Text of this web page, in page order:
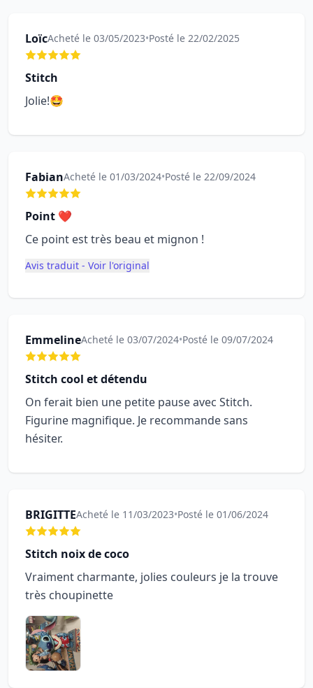
LoïcAcheté le 03/05/2023•Posté le 22/02/2025
Stitch
Jolie!🤩
FabianAcheté le 01/03/2024•Posté le 22/09/2024
Point ❤️
Ce point est très beau et mignon !
Avis traduit - Voir l'original
EmmelineAcheté le 03/07/2024•Posté le 09/07/2024
Stitch cool et détendu
On ferait bien une petite pause avec Stitch.
Figurine magnifique. Je recommande sans
hésiter.
BRIGITTEAcheté le 11/03/2023•Posté le 01/06/2024
Stitch noix de coco
Vraiment charmante, jolies couleurs je la trouve
très choupinette